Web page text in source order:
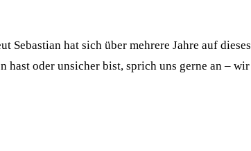
Sebastian hat sich über mehrere Jahre auf dieses
hast oder unsicher bist, sprich uns gerne an – wir